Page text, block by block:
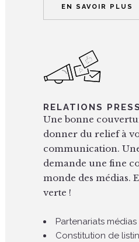
EN SAVOIR PLUS
RELATIONS
Une bonne
donner du relief à
communication.
demande une fine
monde des médias.
verte !
Partenariats médias
Constitution de